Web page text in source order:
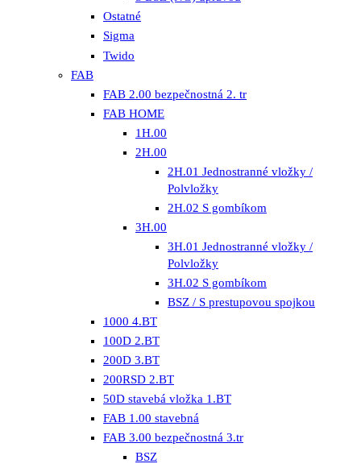
Ostatné
Sigma
Twido
FAB
FAB 2.00 bezpečnostná 2. tr
FAB HOME
1H.00
2H.00
2H.01 Jednostranné vložky /
Polvložky
2H.02 S gombíkom
3H.00
3H.01 Jednostranné vložky /
Polvložky
3H.02 S gombíkom
BSZ / S prestupovou spojkou
1000 4.BT
100D 2.BT
200D 3.BT
200RSD 2.BT
50D stavebá vložka 1.BT
FAB 1.00 stavebná
FAB 3.00 bezpečnostná 3.tr
BSZ